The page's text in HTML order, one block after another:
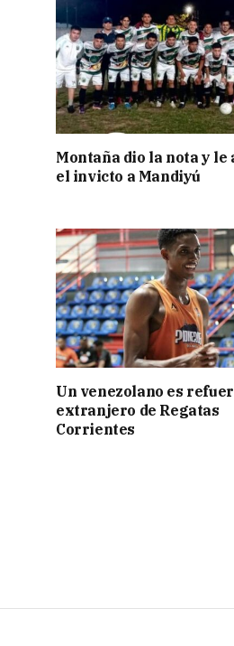
Montaña dio la nota y le
el invicto a Mandiyú
Un venezolano es
extranjero de Regatas
Corrientes